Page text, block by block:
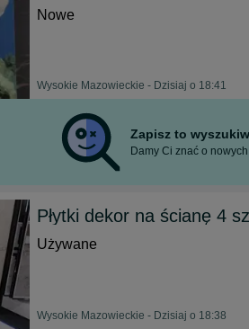
Nowe
Wysokie Mazowieckie - Dzisiaj o 18:41
Zapisz to
Damy Ci znać o
Płytki dekor na ścianę 4
Używane
Wysokie Mazowieckie - Dzisiaj o 18:38